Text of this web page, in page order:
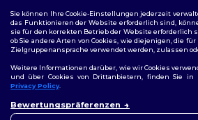
Sie können Ihre Cookie-Einstellungen jederzeit
das Funktionieren der Website erforderlich sind,
sie für den korrekten Betrieb der Website erforderlich
ob Sie andere Arten von Cookies, wie diejenigen, die
Zielgruppenansprache verwendet werden, zulassen
Weitere Informationen darüber, wie wir Cookies
und über Cookies von Drittanbietern, finden Sie
Privacy Policy.
Bewertungspräferenzen